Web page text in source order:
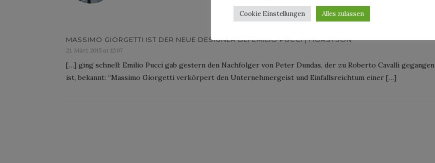
MASSIMO GIORGETTI IST DER NEUE DESIGNER BEI EMILIO PUCCI | HORSTSON
21. März 2015 at 12:07
[…] ging schnell: Emilio Pucci gab gestern den Nachfolger von Peter Dundas, der zu Roberto Cavalli gegangen
ist, bekannt: “Massimo Giorgetti verkörpert den Unternehmergeist und Einfallsreichtum einer […]
Cookie Einstellungen Alles zulassen